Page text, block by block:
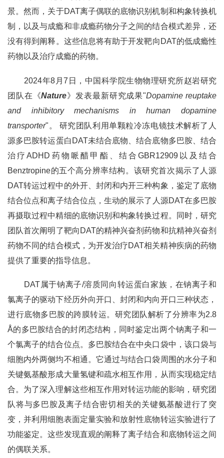
景。然而，关于DAT离子偶联的底物识别机制和构象转换机
制，以及与成瘾和非成瘾药物分子之间的结合模式差异，还
没有得到阐释。这些信息将有助于开发靶向DAT的低成瘾性
药物以及治疗成瘾的药物。
2024年8月7日，中国科学院生物物理研究所赵岩研究
团队在《Nature》发表最新研究成果"Dopamine reuptake
and inhibitory mechanisms in human dopamine
transporter"。 研究团队利用单颗粒冷冻电镜技术解析了人
源多巴胺转运蛋白DAT未结合底物、结合底物多巴胺、结合
治疗ADHD药物哌醋甲酯、结合GBR12909以及结合
Benztropine的五个高分辨率结构。该研究首次揭示了人源
DAT转运过程中的外开、封闭和内开三种构象，鉴定了底物
结合位点和离子结合位点，生动的展示了人源DAT在多巴胺
再摄取过程中精细的底物识别和构象转换过程。同时，研究
团队首次阐明了靶向DAT的精神兴奋剂药物和抗精神兴奋剂
药物不同的结合模式，为开发治疗DAT相关精神疾病的药物
提供了重要的指导信息。
DAT属于钠离子/溶质同向转运蛋白家族，在钠离子和
氯离子的驱动下经历外向开口、封闭和内向开口三种状态，
进行底物多巴胺的跨膜转运。研究团队解析了分辨率为2.8
Å的多巴胺结合的封闭态结构，同时鉴定出两个钠离子和一
个氯离子的结合位点。多巴胺结合在中央口袋中，该口袋与
细胞内外两侧均不相通。它通过与结合口袋周围的水分子和
关键氨基酸形成大量氢键和疏水相互作用，从而实现稳定结
合。为了深入理解这些相互作用对转运功能的影响，研究团
队将与多巴胺及离子结合密切相关的关键氨基酸进行了突
变，并利用细胞表面定量实验和放射性底物转运实验进行了
功能鉴定。这些发现直观的阐释了离子结合和底物转运之间
的偶联关系。